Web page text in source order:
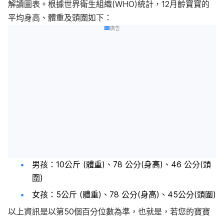
解讀圖表。根據世界衛生組織(WHO)統計，12月齡寶寶的
平均身高、體重及頭圍如下：
廣告
男孩：10公斤 (體重)、78 公分(身高)、46 公分(頭
圍)
女孩：5公斤 (體重)、78 公分(身高)、45公分(頭圍)
以上資訊是以第50個百分位數為準，也就是，若您的寶寶